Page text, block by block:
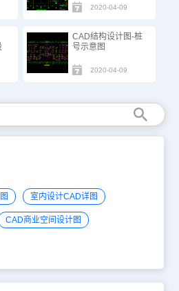
2020-04-09
CAD结构设计图-桩
号示意图
2020-04-09
室内设计CAD详图
CAD商业空间设计图